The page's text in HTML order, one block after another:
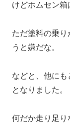
けどホムセン箱
ただ塗料の乗
うと嫌だな。
などと、他に
となりました。
何だか走り足り